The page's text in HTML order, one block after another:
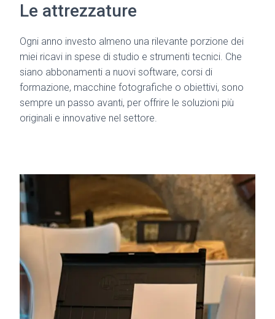
Le attrezzature
Ogni anno investo almeno una rilevante porzione dei
miei ricavi in spese di studio e strumenti tecnici. Che
siano abbonamenti a nuovi software, corsi di
formazione, macchine fotografiche o obiettivi, sono
sempre un passo avanti, per offrire le soluzioni più
originali e innovative nel settore.